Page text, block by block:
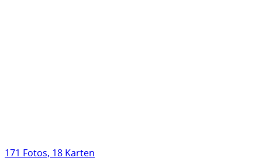
171 Fotos, 18 Karten